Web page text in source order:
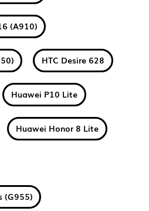
(A910)
HTC Desire 628
Huawei P10 Lite
Huawei Honor 8 Lite
(G955)